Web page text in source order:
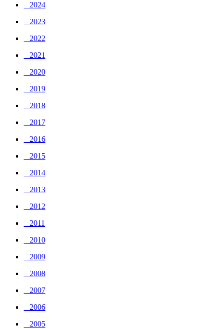
_ 2024
_ 2023
_ 2022
_ 2021
_ 2020
_ 2019
_ 2018
_ 2017
_ 2016
_ 2015
_ 2014
_ 2013
_ 2012
_ 2011
_ 2010
_ 2009
_ 2008
_ 2007
_ 2006
_ 2005